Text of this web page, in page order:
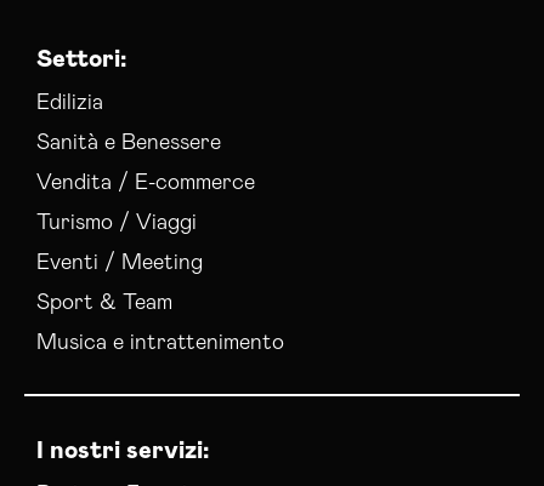
Settori:
Edilizia
Sanità e Benessere
Vendita / E-commerce
Turismo / Viaggi
Eventi / Meeting
Sport & Team
Musica e intrattenimento
I nostri servizi: